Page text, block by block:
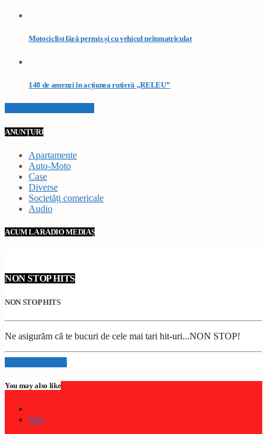
Motociclist fără permis și cu vehicul neînmatriculat
148 de amenzi în acțiunea rutieră „RELEU”
ANUNȚURI
Apartamente
Auto-Moto
Case
Diverse
Societăți comericale
Audio
ACUM LA RADIO MEDIAȘ
NON STOP HITS
NON STOP HITS
Ne asigurăm că te bucuri de cele mai tari hit-uri...NON STOP!
Info and episodes
You may also like
Stiri